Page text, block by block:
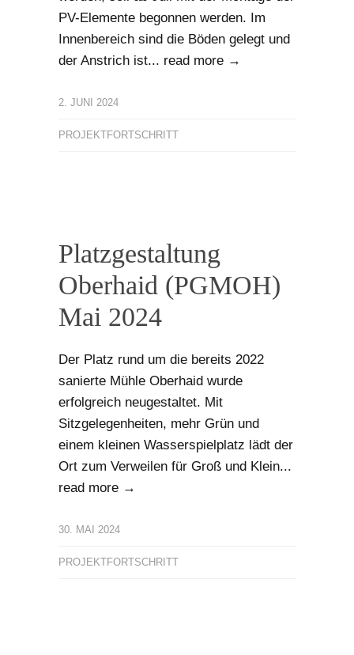
PV-Elemente begonnen werden. Im
Innenbereich sind die Böden gelegt und
der Anstrich ist... read more →
2. JUNI 2024
PROJEKTFORTSCHRITT
Platzgestaltung
Oberhaid (PGMOH)
Mai 2024
Der Platz rund um die bereits 2022
sanierte Mühle Oberhaid wurde
erfolgreich neugestaltet. Mit
Sitzgelegenheiten, mehr Grün und
einem kleinen Wasserspielplatz lädt der
Ort zum Verweilen für Groß und Klein...
read more →
30. MAI 2024
PROJEKTFORTSCHRITT